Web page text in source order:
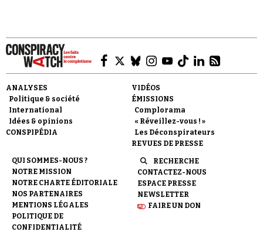
ANALYSES
Politique & société
International
Idées & opinions
CONSPIPÉDIA
VIDÉOS
ÉMISSIONS
Complorama
« Réveillez-vous ! »
Les Déconspirateurs
REVUES DE PRESSE
QUI SOMMES-NOUS ?
NOTRE MISSION
NOTRE CHARTE ÉDITORIALE
NOS PARTENAIRES
MENTIONS LÉGALES
POLITIQUE DE
CONFIDENTIALITÉ
RECHERCHE
CONTACTEZ-NOUS
ESPACE PRESSE
NEWSLETTER
FAIRE UN DON